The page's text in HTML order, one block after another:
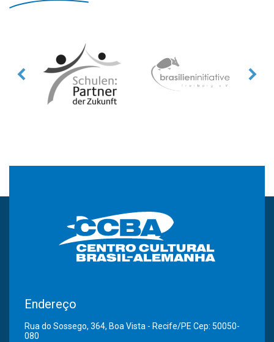
Endereço
Rua do Sossego, 364, Boa Vista - Recife/PE Cep: 50050-
080